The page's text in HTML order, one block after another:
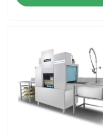
견적 요청
상업적 식기 세척